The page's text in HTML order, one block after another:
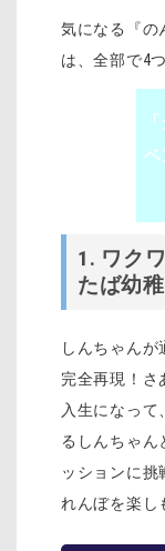
気になる『の
は、全部で4つ
ベ
1. ワク
たば幼
しんちゃん
完全再現！さ
入生になっ
るしんちゃん
ッションに挑
れんぼを楽し